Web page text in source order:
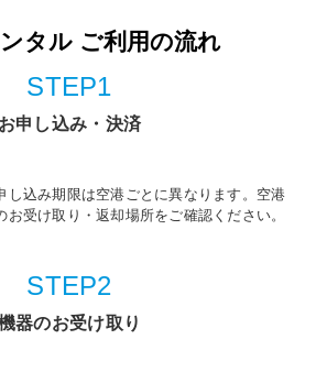
タル ご利用の流れ
STEP1
お申し込み・決済
し込み期限は空港ごとに異なります。空港
お受け取り・返却場所をご確認ください。
STEP2
器のお受け取り